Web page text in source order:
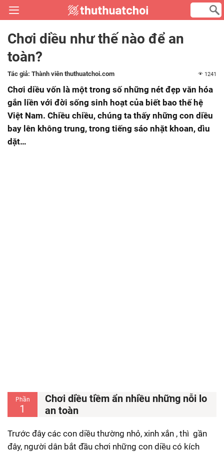
Chơi diều như thế nào để an
toàn?
Tác giả: Thành viên thuthuatchoi.com 1241
Chơi diều vốn là một trong số những nét đẹp văn hóa
gắn liền với đời sống sinh hoạt của biết bao thế hệ
Việt Nam. Chiều chiều, chúng ta thấy những con diều
bay lên không trung, trong tiếng sáo nhặt khoan, dìu
dặt…
Phần
1
Chơi diều tiềm ẩn nhiều những nỗi lo
an toàn
Trước đây các con diều thường nhỏ, xinh xắn , thì gần
đây, người dân bắt đầu chơi những con diều có kích